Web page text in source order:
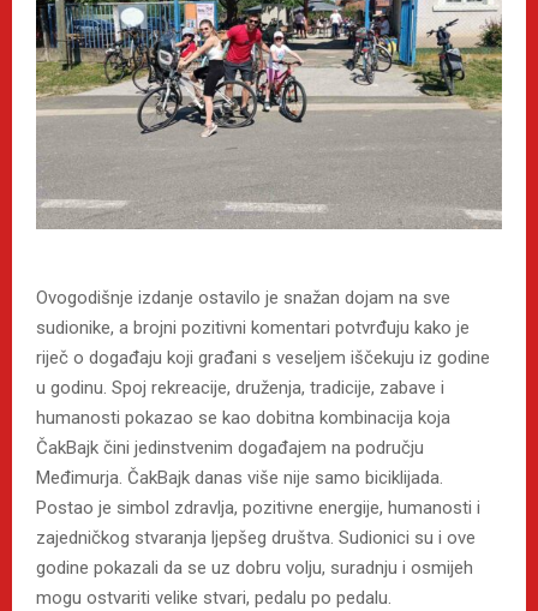
Ovogodišnje izdanje ostavilo je snažan dojam na sve
sudionike, a brojni pozitivni komentari potvrđuju kako je
riječ o događaju koji građani s veseljem iščekuju iz godine
u godinu. Spoj rekreacije, druženja, tradicije, zabave i
humanosti pokazao se kao dobitna kombinacija koja
ČakBajk čini jedinstvenim događajem na području
Međimurja. ČakBajk danas više nije samo biciklijada.
Postao je simbol zdravlja, pozitivne energije, humanosti i
zajedničkog stvaranja ljepšeg društva. Sudionici su i ove
godine pokazali da se uz dobru volju, suradnju i osmijeh
mogu ostvariti velike stvari, pedalu po pedalu.